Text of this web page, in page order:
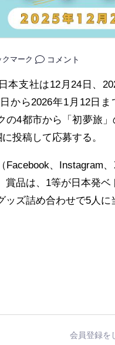
クマーク コメント
本支社は12月24日、
から2026年1月12日
の4都市から「初夢旅
投稿して応募する。
Facebook、Instagram
賞品は、1等が日本発
ッズ詰め合わせで5人に
会員登録を